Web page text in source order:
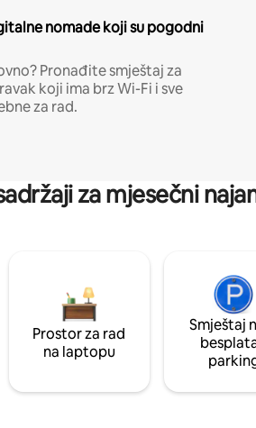
nomade koji su pogodni
Pronađite smještaj za
koji ima brz Wi-Fi i sve
za rad.
za mjesečni
Prostor za rad
na laptopu
Smještaj